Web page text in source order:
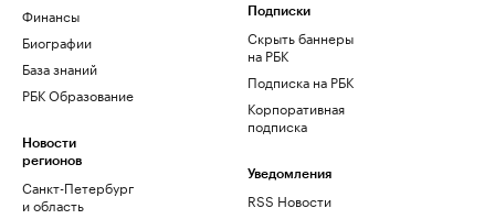
Финансы
Биографии
База знаний
РБК Образование
Новости
регионов
Санкт-Петербург
и область
Подписки
Скрыть баннеры
на РБК
Подписка на РБК
Корпоративная
подписка
Уведомления
RSS Новости